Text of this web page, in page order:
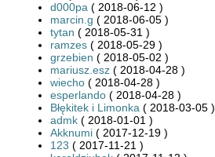
d000pa ( 2018-06-12 )
marcin.g ( 2018-06-05 )
tytan ( 2018-05-31 )
ramzes ( 2018-05-29 )
grzebien ( 2018-05-02 )
mariusz.esz ( 2018-04-28 )
wiecho ( 2018-04-28 )
esperlando ( 2018-04-28 )
Błękitek i Limonka ( 2018-03-05 )
admk ( 2018-01-01 )
Akknumi ( 2017-12-19 )
123 ( 2017-11-21 )